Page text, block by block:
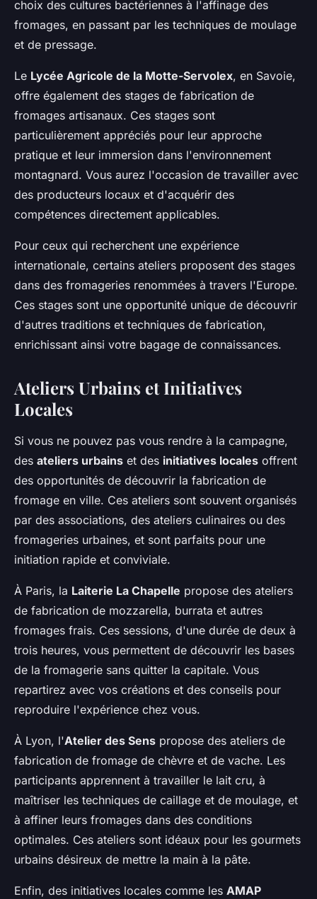
choix des cultures bactériennes à l'affinage des
fromages, en passant par les techniques de moulage
et de pressage.
Le Lycée Agricole de la Motte-Servolex, en Savoie,
offre également des stages de fabrication de
fromages artisanaux. Ces stages sont
particulièrement appréciés pour leur approche
pratique et leur immersion dans l'environnement
montagnard. Vous aurez l'occasion de travailler avec
des producteurs locaux et d'acquérir des
compétences directement applicables.
Pour ceux qui recherchent une expérience
internationale, certains ateliers proposent des stages
dans des fromageries renommées à travers l'Europe.
Ces stages sont une opportunité unique de découvrir
d'autres traditions et techniques de fabrication,
enrichissant ainsi votre bagage de connaissances.
Ateliers Urbains et Initiatives
Locales
Si vous ne pouvez pas vous rendre à la campagne,
des ateliers urbains et des initiatives locales offrent
des opportunités de découvrir la fabrication de
fromage en ville. Ces ateliers sont souvent organisés
par des associations, des ateliers culinaires ou des
fromageries urbaines, et sont parfaits pour une
initiation rapide et conviviale.
À Paris, la Laiterie La Chapelle propose des ateliers
de fabrication de mozzarella, burrata et autres
fromages frais. Ces sessions, d'une durée de deux à
trois heures, vous permettent de découvrir les bases
de la fromagerie sans quitter la capitale. Vous
repartirez avec vos créations et des conseils pour
reproduire l'expérience chez vous.
À Lyon, l'Atelier des Sens propose des ateliers de
fabrication de fromage de chèvre et de vache. Les
participants apprennent à travailler le lait cru, à
maîtriser les techniques de caillage et de moulage, et
à affiner leurs fromages dans des conditions
optimales. Ces ateliers sont idéaux pour les gourmets
urbains désireux de mettre la main à la pâte.
Enfin, des initiatives locales comme les AMAP